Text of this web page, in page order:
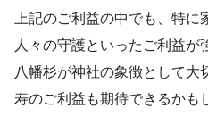
上記のご利益の中でも、特
人々の守護といったご利益が
八幡杉が神社の象徴として大
寿のご利益も期待できるかも